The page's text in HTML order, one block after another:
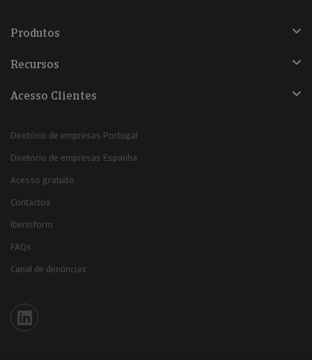
Produtos
Recursos
Acesso Clientes
Diretório de empresas Portugal
Diretório de empresas Espanha
Acesso gratuito
Contactos
Iberinform
FAQs
Canal de denúncias
Iberinform en Linkedin